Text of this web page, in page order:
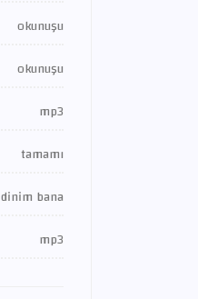
okunuşu
okunuşu
mp3
tamamı
dinim bana
mp3